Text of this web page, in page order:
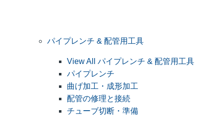
パイプレンチ & 配管用工具
View All パイプレンチ & 配管用工具
パイプレンチ
曲げ加工・成形加工
配管の修理と接続
チューブ切断・準備